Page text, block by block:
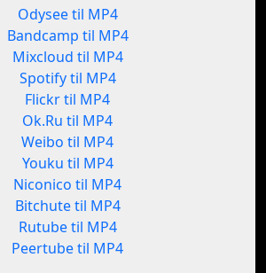
Odysee til MP4
Bandcamp til MP4
Mixcloud til MP4
Spotify til MP4
Flickr til MP4
Ok.Ru til MP4
Weibo til MP4
Youku til MP4
Niconico til MP4
Bitchute til MP4
Rutube til MP4
Peertube til MP4